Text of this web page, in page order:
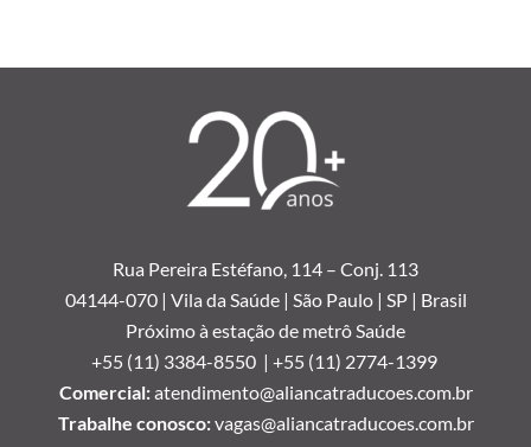
Rua Pereira Estéfano, 114 – Conj. 113
04144-070 | Vila da Saúde | São Paulo | SP | Brasil
Próximo à estação de metrô Saúde
+55 (11) 3384-8550 | +55 (11) 2774-1399
Comercial:atendimento@aliancatraducoes.com.br
Trabalhe conosco:vagas@aliancatraducoes.com.br